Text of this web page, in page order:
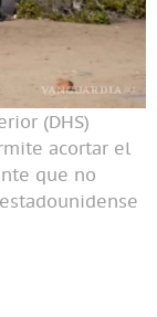
(DHS)
acortar el
que no